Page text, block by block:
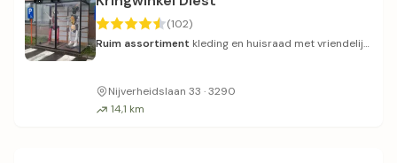
(102)
Ruim assortiment kleding en huisraad met vriendelijk
Nijverheidslaan 33 · 3290
14,1 km